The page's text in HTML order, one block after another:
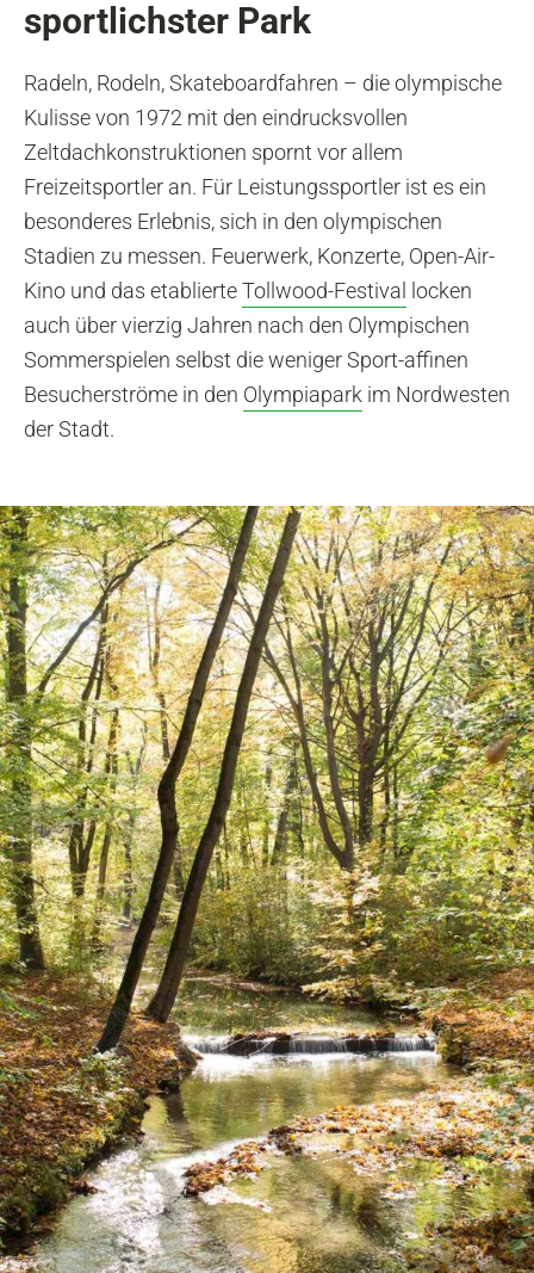
sportlichster Park
Radeln, Rodeln, Skateboardfahren – die olympische
Kulisse von 1972 mit den eindrucksvollen
Zeltdachkonstruktionen spornt vor allem
Freizeitsportler an. Für Leistungssportler ist es ein
besonderes Erlebnis, sich in den olympischen
Stadien zu messen. Feuerwerk, Konzerte, Open-Air-
Kino und das etablierteTollwood-Festival locken
auch über vierzig Jahren nach den Olympischen
Sommerspielen selbst die weniger Sport-affinen
Besucherströme in den Olympiapark im Nordwesten
der Stadt.